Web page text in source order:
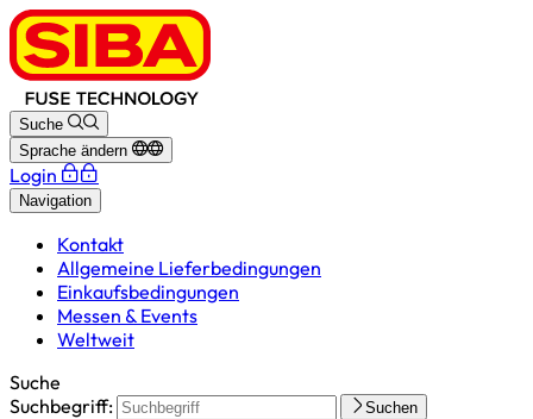
Suche
Sprache ändern
Login
Navigation
Kontakt
Allgemeine Lieferbedingungen
Einkaufsbedingungen
Messen & Events
Weltweit
Suche
Suchbegriff:
Suchen